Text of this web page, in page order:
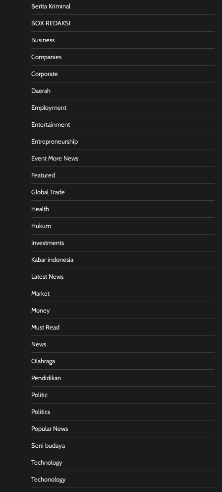
Berita Kriminal
BOX REDAKSI
Business
Companies
Corporate
Daerah
Employment
Entertainment
Entrepreneurship
Event More News
Featured
Global Trade
Health
Hukum
Investments
Kabar indonesia
Latest News
Market
Money
Must Read
News
Olahraga
Pendidikan
Politic
Politics
Popular News
Seni budaya
Technology
Techonology